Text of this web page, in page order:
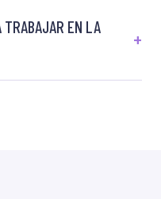
TRABAJAR EN LA